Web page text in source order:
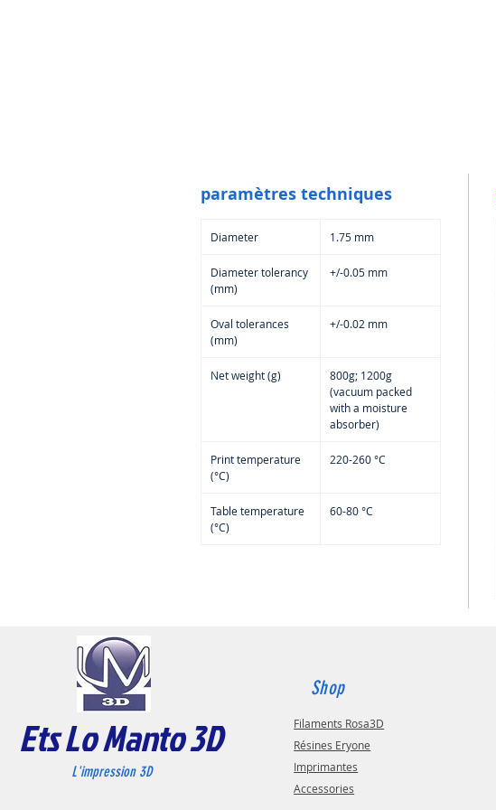
paramètres techniques
Diameter 1.75 mm
Diameter tolerancy
(mm)
+/-0.05 mm
Oval tolerances
(mm)
+/-0.02 mm
Net weight (g)
800g; 1200g
(vacuum packed
with a moisture
absorber)
Print temperature
(°C)
220-260 °C
Table temperature
(°C)
60-80 °C
Ets Lo Manto 3D
L'impression 3D
Shop
Filaments Rosa3D
Résines Eryone
Imprimantes
Accessories